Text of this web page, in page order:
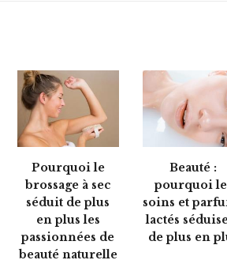
Pourquoi le
brossage à sec
séduit de plus
en plus les
passionnées de
beauté naturelle
Beauté :
pourquoi
soins et
lactés
de plus en